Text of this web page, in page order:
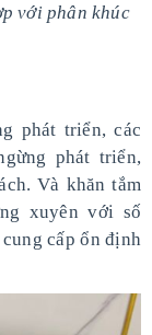
với phân khúc
phát triển, các
phát triển,
Và khăn tắm
xuyên với số
cấp ổn định